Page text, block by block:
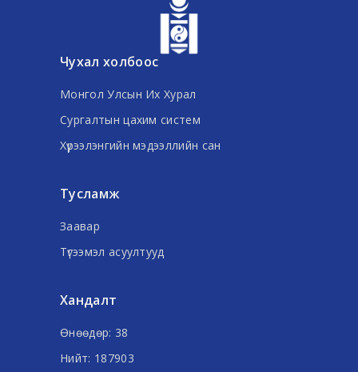
Чухал холбоос
Монгол Улсын Их Хурал
Сургалтын цахим систем
Хүрээлэнгийн мэдээллийн сан
Тусламж
Заавар
Түгээмэл асуултууд
Хандалт
Өнөөдөр: 38
Нийт: 187903